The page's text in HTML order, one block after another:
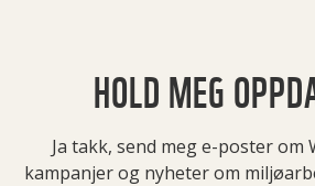
HOLD MEG
Ja takk, send meg e-poster om
kampanjer og nyheter om